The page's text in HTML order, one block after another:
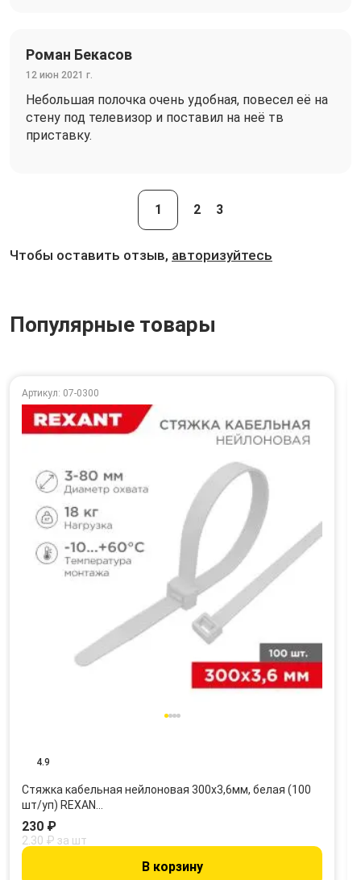
Роман Бекасов
12 июн 2021 г.
Небольшая полочка очень удобная, повесел её на
стену под телевизор и поставил на неё тв
приставку.
1 2 3
Чтобы оставить отзыв, авторизуйтесь
Популярные товары
Артикул: 07-0300
4.9
Стяжка кабельная нейлоновая 300x3,6мм, белая (100
шт/уп) REXAN…
230 ₽
2.30 ₽ за шт
В корзину